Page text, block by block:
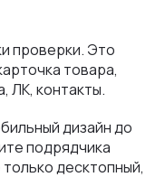
проверки. Это
товара,
ЛК, контакты.
дизайн до
подрядчика
десктопный,